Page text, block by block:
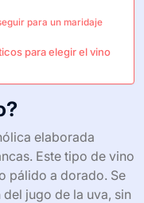
para un maridaje
para elegir el vino
elaborada
Este tipo de vino
pálido a dorado. Se
jugo de la uva, sin